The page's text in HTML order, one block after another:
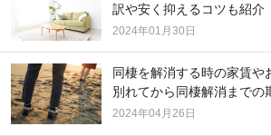
訳や安く抑えるコツも紹介
2024年01月30日
同棲を解消する時の家賃や
別れてから同棲解消までの
2024年04月26日